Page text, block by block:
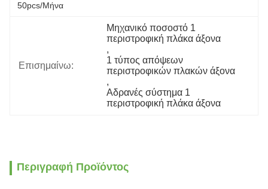
50pcs/μήνα
Επισημαίνω:
Μηχανικό ποσοστό 1
περιστροφική πλάκα άξονα
,
1 τύπος απόψεων
περιστροφικών πλακών άξονα
,
Αδρανές σύστημα 1
περιστροφική πλάκα άξονα
Περιγραφή Προϊόντος